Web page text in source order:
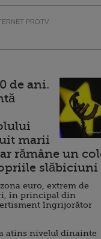
PROTV
de ani.
marii
rămâne un
slăbiciuni
euro, extrem de
în principal din
îngrijorător
atins nivelul dinainte